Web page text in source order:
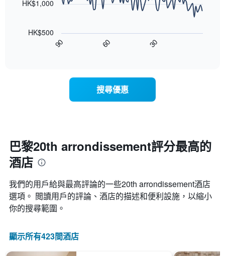
具
有
1
Y
軸，
顯
示
三
天
的
X
軸，
顯
按
星
級
分
的
飯
店
近，
房
價
的
變
化
情
況。
表
90 60 30
HK$500
HK$1,000
搜尋優惠
巴黎20th arrondissement評分最高的
酒店
我們的用戶給與最高評論的一些20th arrondissement​酒店
選項。 閲讀用戶的評論、酒店的描述和便利設施，以縮小
你的搜尋範圍。
顯示所有423間酒店